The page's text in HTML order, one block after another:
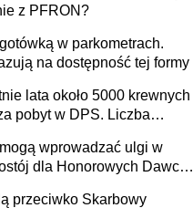
z PFRON?
w parkometrach.
na dostępność tej formy
lata około 5000 krewnych
pobyt w DPS. Liczba
wprowadzać ulgi w
dla Honorowych Dawców
przeciwko Skarbowy